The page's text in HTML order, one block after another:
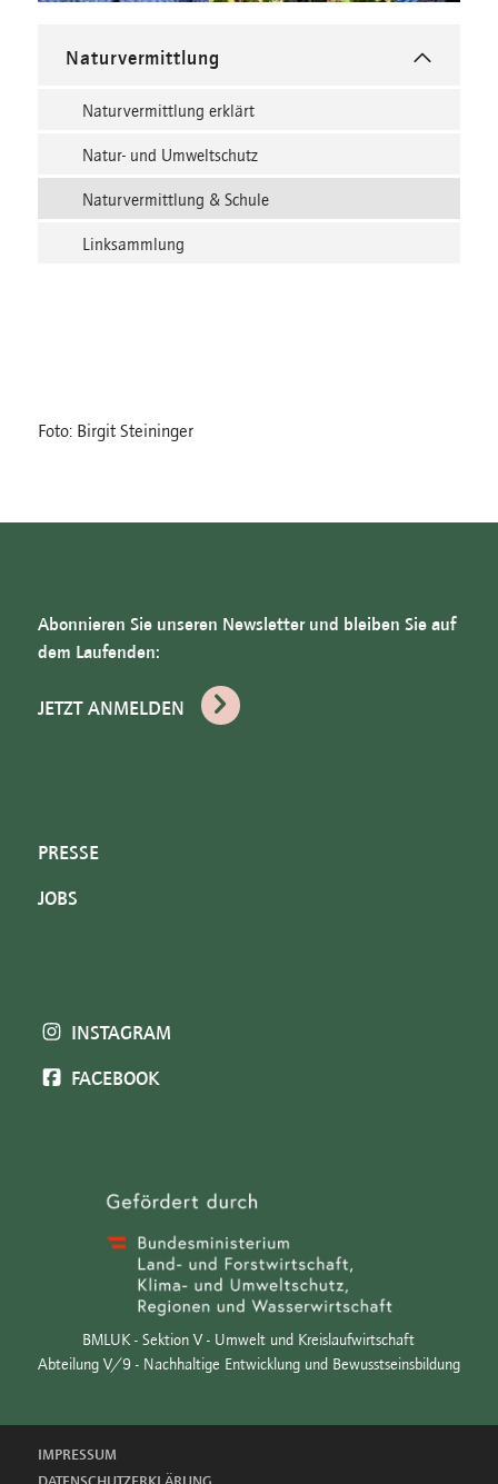
Naturvermittlung
Naturvermittlung erklärt
Natur- und Umweltschutz
Naturvermittlung & Schule
Linksammlung
Foto: Birgit Steininger
Abonnieren Sie unseren Newsletter und bleiben Sie auf
dem Laufenden:
JETZT ANMELDEN
PRESSE
JOBS
INSTAGRAM
FACEBOOK
BMLUK - Sektion V - Umwelt und Kreislaufwirtschaft
Abteilung V/9 - Nachhaltige Entwicklung und Bewusstseinsbildung
IMPRESSUM